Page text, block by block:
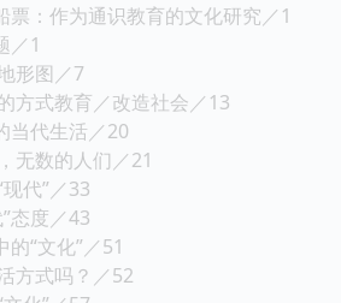
票：作为通识教育的文化研究／1
／1
形图／7
方式教育／改造社会／13
当代生活／20
无数的人们／21
代”／33
态度／43
“文化”／51
方式吗？／52